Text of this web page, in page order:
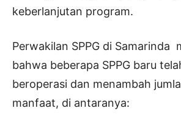
keberlanjutan program.
Perwakilan SPPG di Samarinda
bahwa beberapa SPPG baru
beroperasi dan menambah
manfaat, di antaranya: